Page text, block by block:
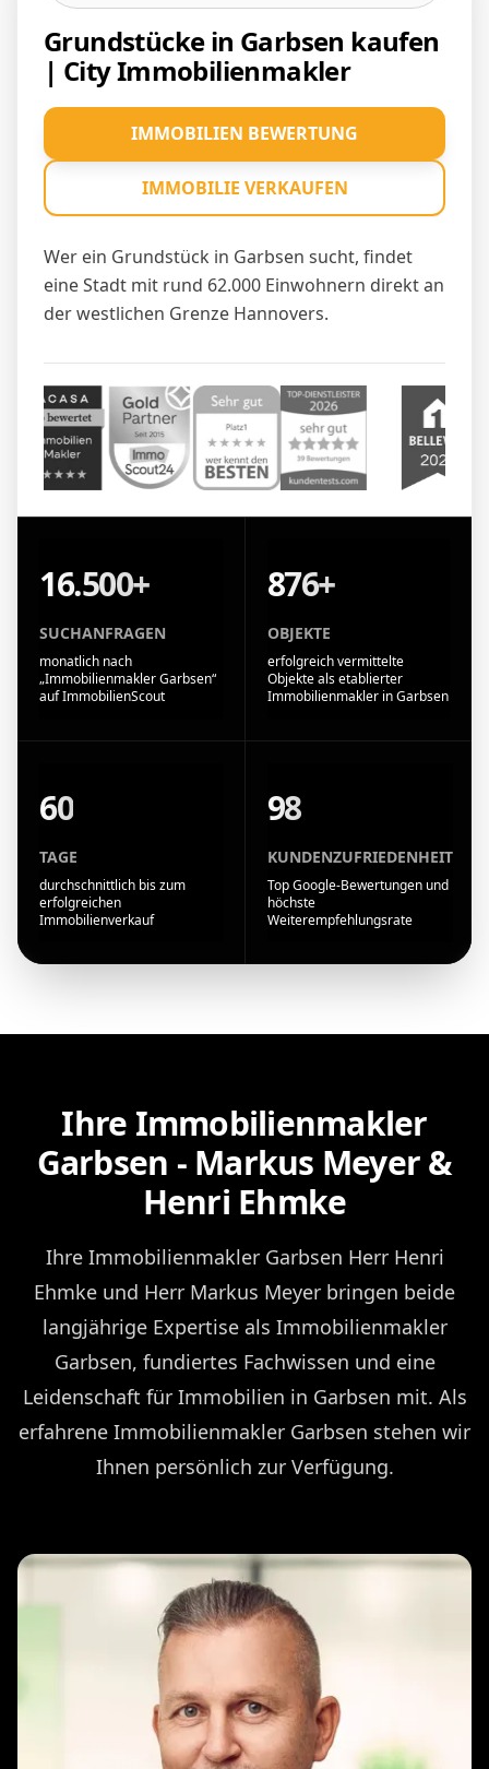
Grundstücke in Garbsen kaufen
| City Immobilienmakler
Wer ein Grundstück in Garbsen sucht, findet
eine Stadt mit rund 62.000 Einwohnern direkt an
der westlichen Grenze Hannovers.
IMMOBILIEN BEWERTUNG
IMMOBILIE VERKAUFEN
16.500+
SUCHANFRAGEN
monatlich nach
„Immobilienmakler Garbsen“
auf ImmobilienScout
876+
OBJEKTE
erfolgreich vermittelte
Objekte als etablierter
Immobilienmakler in Garbsen
60
TAGE
durchschnittlich bis zum
erfolgreichen
Immobilienverkauf
98
KUNDENZUFRIEDENHEIT
Top Google-Bewertungen und
höchste
Weiterempfehlungsrate
Ihre Immobilienmakler
Garbsen - Markus Meyer &
Henri Ehmke
Ihre Immobilienmakler Garbsen Herr Henri
Ehmke und Herr Markus Meyer bringen beide
langjährige Expertise als Immobilienmakler
Garbsen, fundiertes Fachwissen und eine
Leidenschaft für Immobilien in Garbsen mit. Als
erfahrene Immobilienmakler Garbsen stehen wir
Ihnen persönlich zur Verfügung.